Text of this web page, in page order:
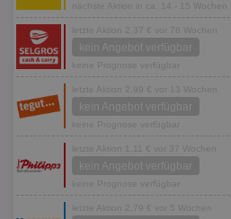
nächste Aktion in ca. 14 - 15 Wochen
letzte Aktion 2,37 € vor 78 Wochen
kein Angebot verfügbar
keine Prognose verfügbar
letzte Aktion 2,99 € vor 13 Wochen
kein Angebot verfügbar
keine Prognose verfügbar
letzte Aktion 1,11 € vor 37 Wochen
kein Angebot verfügbar
keine Prognose verfügbar
letzte Aktion 2,79 € vor 5 Wochen